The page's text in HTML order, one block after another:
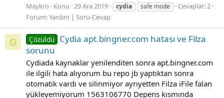
Maykro Konu 29 Ara 2019 cydia safe mode
Cevaplar: 2
Forum:Yardım | Soru-Cevap
G Çözüldü Cydia apt.bingner.com hatası ve Filza
sorunu
Cydiada kaynaklar yenilenditen sonra apt.bingner.com
ile ilgili hata alıyorum bu repo jb yaptıktan sonra
otomatik vardı ve silinmiyor ayrıyetten Filza iFile falan
yükleyemiyorum 1563106770 Depens kısmında